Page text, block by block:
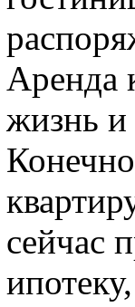
Аренда
жизнь и
сейчас